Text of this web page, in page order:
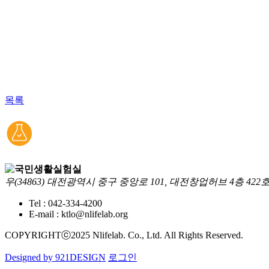
목록
우(34863) 대전광역시 중구 중앙로 101, 대전창업허브 4층 422
Tel : 042-334-4200
E-mail : ktlo@nlifelab.org
COPYRIGHTⓒ2025 Nlifelab. Co., Ltd. All Rights Reserved.
Designed by 921DESIGN 로그인